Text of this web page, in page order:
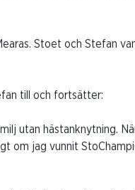
Stoet och Stefan
till och fortsätter:
utan hästanknytning.
om jag vunnit